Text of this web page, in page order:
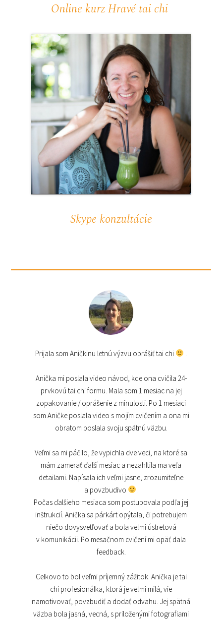
Online kurz Hravé tai chi
Skype konzultácie
Prijala som Aničkinu letnú výzvu oprášiť tai chi .
Anička mi poslala video návod, kde ona cvičila 24-
prvkovú tai chi formu. Mala som 1 mesiac na jej
zopakovanie / oprášenie z minulosti. Po 1 mesiaci
som Aničke poslala video s mojím cvičením a ona mi
obratom poslala svoju spätnú väzbu.
Veľmi sa mi páčilo, že vypichla dve veci, na ktoré sa
mám zamerať ďalší mesiac a nezahltila ma veľa
detailami. Napísala ich veľmi jasne, zrozumiteľne
a povzbudivo
.
Počas ďalšieho mesiaca som postupovala podľa jej
inštrukcií. Anička sa párkárt opýtala, či potrebujem
niečo dovysvetľovať a bola veľmi ústretová
v komunikácii. Po mesačnom cvičení mi opäť dala
feedback.
Celkovo to bol veľmi príjemný zážitok. Anička je tai
chi profesionálka, ktorá je veľmi milá, vie
namotivovať, povzbudiť a dodať odvahu. Jej spätná
väzba bola jasná, vecná, s priloženými fotografiami